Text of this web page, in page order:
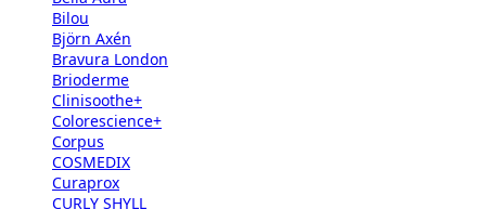
Bilou
Björn Axén
Bravura London
Brioderme
Clinisoothe+
Colorescience+
Corpus
COSMEDIX
Curaprox
CURLY SHYLL